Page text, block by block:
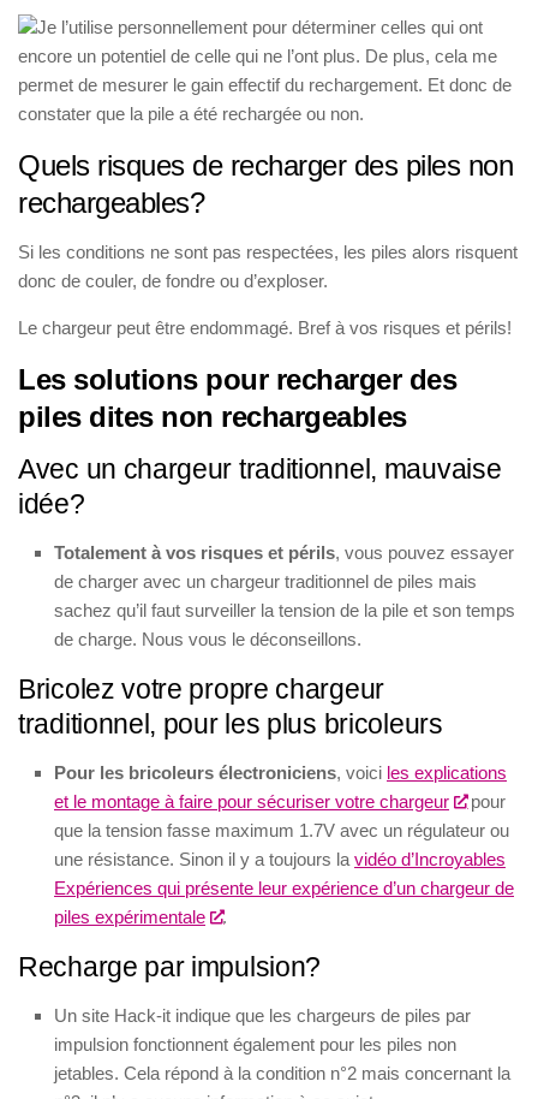
Je l’utilise personnellement pour déterminer celles qui ont
encore un potentiel de celle qui ne l’ont plus. De plus, cela me
permet de mesurer le gain effectif du rechargement. Et donc de
constater que la pile a été rechargée ou non.
Quels risques de recharger des piles non
rechargeables?
Si les conditions ne sont pas respectées, les piles alors risquent
donc de couler, de fondre ou d’exploser.
Le chargeur peut être endommagé. Bref à vos risques et périls!
Les solutions pour recharger des
piles dites non rechargeables
Avec un chargeur traditionnel, mauvaise
idée?
Totalement à vos risques et périls, vous pouvez essayer
de charger avec un chargeur traditionnel de piles mais
sachez qu’il faut surveiller la tension de la pile et son temps
de charge. Nous vous le déconseillons.
Bricolez votre propre chargeur
traditionnel, pour les plus bricoleurs
Pour les bricoleurs électroniciens, voici les explications
et le montage à faire pour sécuriser votre chargeur
pour
que la tension fasse maximum 1.7V avec un régulateur ou
une résistance. Sinon il y a toujours la vidéo d’Incroyables
Expériences qui présente leur expérience d’un chargeur de
piles expérimentale
.
Recharge par impulsion?
Un site Hack-it indique que les chargeurs de piles par
impulsion fonctionnent également pour les piles non
jetables. Cela répond à la condition n°2 mais concernant la